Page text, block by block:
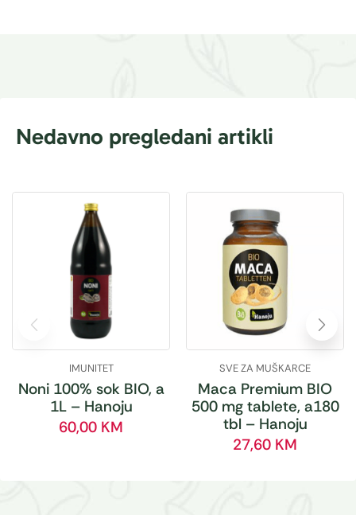
Nedavno pregledani artikli
IMUNITET
Noni 100% sok BIO, a
1L – Hanoju
60,00 KM
SVE ZA MUŠKARCE
Maca Premium BIO
500 mg tablete, a180
tbl – Hanoju
27,60 KM